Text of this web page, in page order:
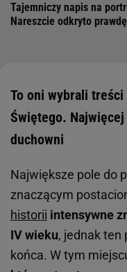
Tajemniczy napis na
Nareszcie odkryto prawdę
To oni wybrali
Świętego.
duchowni
Największe pole do
znaczącym
historii intensywne
IV wieku, jednak ten
końca. W tym